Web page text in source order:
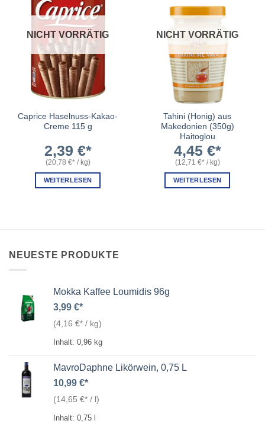
NICHT VORRÄTIG
Caprice Haselnuss-Kakao-
Creme 115 g
2,39 €
(20,78 € / kg)
WEITERLESEN
NICHT VORRÄTIG
Tahini (Honig) aus
Makedonien (350g)
Haitoglou
4,45 €
(12,71 € / kg)
WEITERLESEN
NEUESTE PRODUKTE
Mokka Kaffee Loumidis 96g
3,99 €
(4,16 € / kg)
Inhalt: 0,96 kg
MavroDaphne Likörwein, 0,75 L
10,99 €
(14,65 € / l)
Inhalt: 0,75